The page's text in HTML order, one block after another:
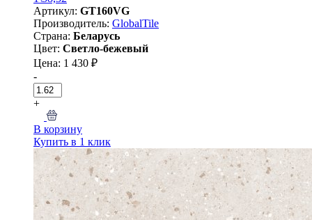
Артикул: GT160VG
Производитель: GlobalTile
Страна: Беларусь
Цвет: Светло-бежевый
Цена: 1 430 ₽
-
+
В корзину
Купить в 1 клик